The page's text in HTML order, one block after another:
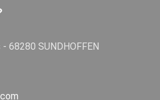
68280 SUNDHOFFEN